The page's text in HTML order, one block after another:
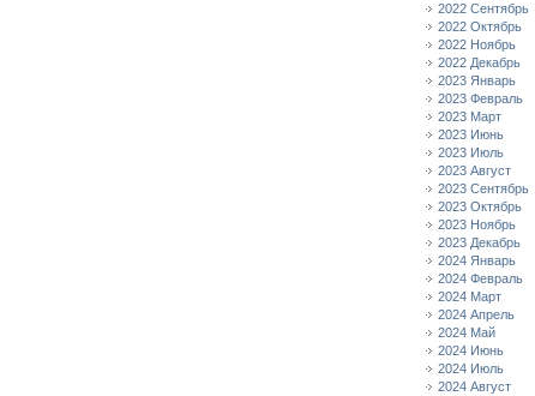
2022 Сентябрь
2022 Октябрь
2022 Ноябрь
2022 Декабрь
2023 Январь
2023 Февраль
2023 Март
2023 Июнь
2023 Июль
2023 Август
2023 Сентябрь
2023 Октябрь
2023 Ноябрь
2023 Декабрь
2024 Январь
2024 Февраль
2024 Март
2024 Апрель
2024 Май
2024 Июнь
2024 Июль
2024 Август